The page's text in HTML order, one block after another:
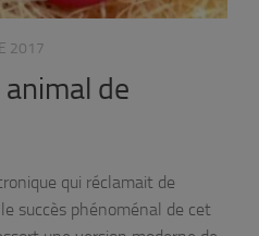
2017
de
qui réclamait de
succès phénoménal de cet